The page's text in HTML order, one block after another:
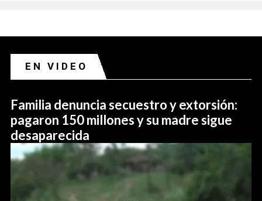
EN VIDEO
Familia denuncia secuestro y extorsión:
pagaron 150 millones y su madre sigue
desaparecida